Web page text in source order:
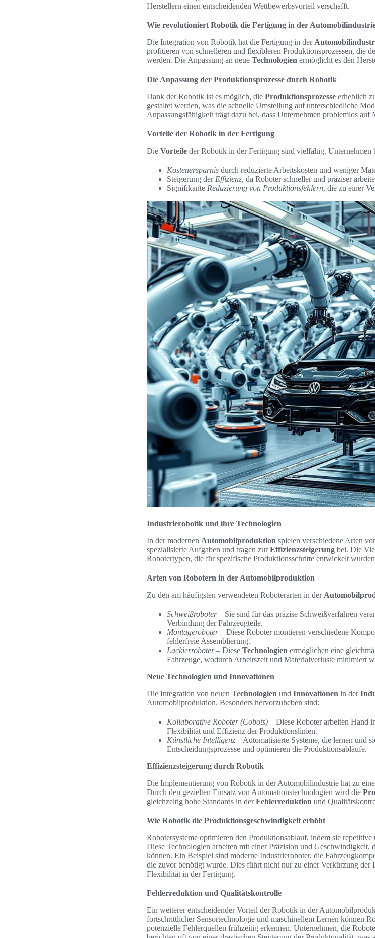
Herstellern einen entscheidenden Wettbewerbsvorteil verschafft.
Wie revolutioniert Robotik die Fertigung in der
Die Integration von Robotik hat die Fertigung in der
profitieren von schnelleren und flexibleren Produktionsprozessen, die
werden. Die Anpassung an neue Technologien ermöglicht es den
Die Anpassung der Produktionsprozesse durch Robotik
Dank der Robotik ist es möglich, die Produktionsprozesse erheblich
gestaltet werden, was die schnelle Umstellung auf unterschiedliche
Anpassungsfähigkeit trägt dazu bei, dass Unternehmen problemlos auf
Vorteile der Robotik in der Fertigung
Die Vorteile der Robotik in der Fertigung sind vielfältig. Unternehmen
Kostenersparnis durch reduzierte Arbeitskosten und weniger
Steigerung der Effizienz, da Roboter schneller und präziser
Signifikante Reduzierung von Produktionsfehlern, die zu einer
Industrierobotik und ihre Technologien
In der modernen Automobilproduktion spielen verschiedene Arten
spezialisierte Aufgaben und tragen zurEffizienzsteigerung bei. Die
Robotertypen, die für spezifische Produktionsschritte entwickelt
Arten von Robotern in der Automobilproduktion
Zu den am häufigsten verwendeten Roboterarten in der
Schweißroboter– Sie sind für das präzise Schweißverfahren
Verbindung der Fahrzeugteile.
Montageroboter– Diese Roboter montieren verschiedene
fehlerfreie Assemblierung.
Lackierroboter– Diese Technologien ermöglichen eine
Fahrzeuge, wodurch Arbeitszeit und Materialverluste minimiert
Neue Technologien und Innovationen
Die Integration von neuen Technologien und Innovationen in der
Automobilproduktion. Besonders hervorzuheben sind:
Kollaborative Roboter (Cobots) – Diese Roboter arbeiten Hand
Flexibilität und Effizienz der Produktionslinien.
Künstliche Intelligenz – Automatisierte Systeme, die lernen und
Entscheidungsprozesse und optimieren die Produktionsabläufe.
Effizienzsteigerung durch Robotik
Die Implementierung von Robotik in der Automobilindustrie hat zu
Durch den gezielten Einsatz von Automationstechnologien wird die
gleichzeitig hohe Standards in derFehlerreduktion und
Wie Robotik die Produktionsgeschwindigkeit erhöht
Robotersysteme optimieren den Produktionsablauf, indem sie
Diese Technologien arbeiten mit einer Präzision und Geschwindigkeit,
können. Ein Beispiel sind moderne Industrieroboter, die
die zuvor benötigt wurde. Dies führt nicht nur zu einer Verkürzung der
Flexibilität in der Fertigung.
Fehlerreduktion und Qualitätskontrolle
Ein weiterer entscheidender Vorteil der Robotik in der
fortschrittlicher Sensortechnologie und maschinellem Lernen können
potenzielle Fehlerquellen frühzeitig erkennen. Unternehmen, die